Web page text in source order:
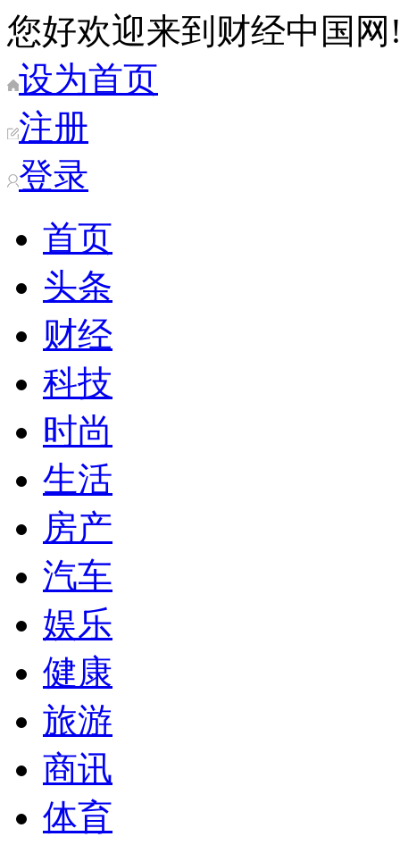
您好欢迎来到财经中国网
设为首页
注册
登录
首页
头条
财经
科技
时尚
生活
房产
汽车
娱乐
健康
旅游
商讯
体育